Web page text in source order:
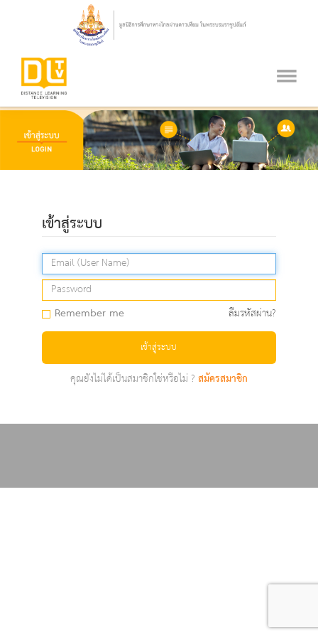
เข้าสู่ระบบ
Remember me ลืมรหัสผ่าน?
เข้าสู่ระบบ
คุณยังไม่ได้เป็นสมาชิกใช่หรือไม่ ?สมัครสมาชิก